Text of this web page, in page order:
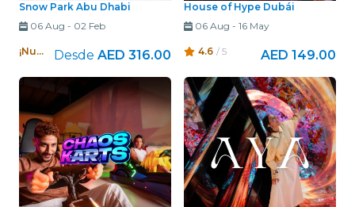
Snow Park Abu Dhabi
06 Aug - 02 Feb
¡Nuevo! Desde AED 316.00
House of Hype Dubái
06 Aug - 16 May
4.6 / 5 AED 149.00